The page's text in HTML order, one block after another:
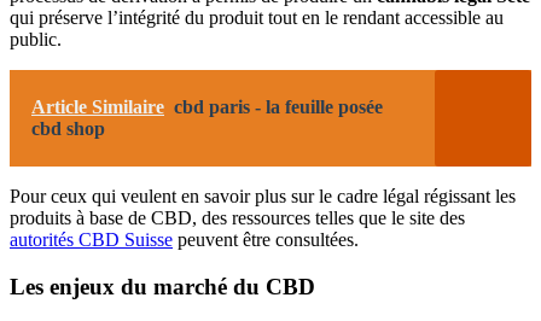
qui préserve l’intégrité du produit tout en le rendant accessible au
public.
Article Similaire cbd paris - la feuille posée
cbd shop
Pour ceux qui veulent en savoir plus sur le cadre légal régissant les
produits à base de CBD, des ressources telles que le site des
autorités CBD Suisse peuvent être consultées.
Les enjeux du marché du CBD